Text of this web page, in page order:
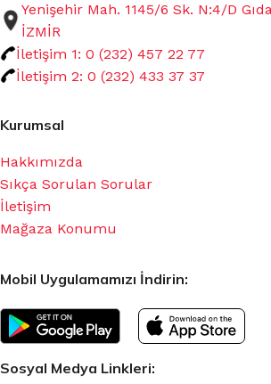
Yenişehir Mah. 1145/6 Sk. N:4/D
İZMİR
İletişim 1: 0 (232) 457 22 77
İletişim 2: 0 (232) 433 37 37
Kurumsal
Hakkımızda
Sıkça Sorulan Sorular
İletişim
Mağaza Konumu
Mobil Uygulamamızı İndirin:
Sosyal Medya Linkleri: